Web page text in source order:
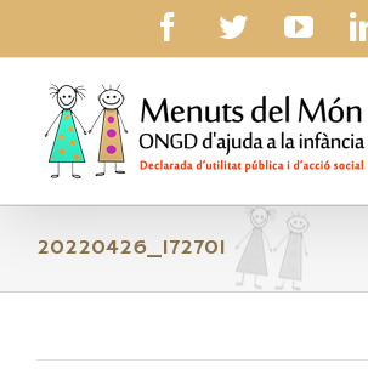
content
facebook
twitter
20220426_172701